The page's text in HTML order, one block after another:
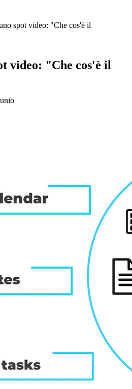
spot video: "Che cos'è il
video: "Che cos'è il